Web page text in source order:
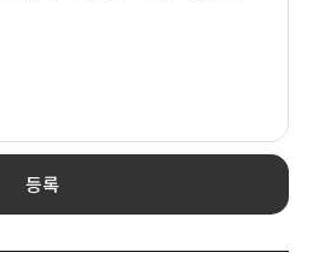
등록